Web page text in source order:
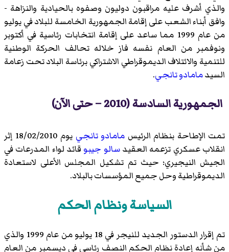
والذي أشرف عليه مراقبون دوليون وصفوه بالحيادية والنزاهة -
وافق أبناء الشعب على إقامة الجمهورية الخامسة للبلاد في يوليو
من عام 1999 مما ساعد على إقامة انتخابات رئاسية في أكتوبر
ونوفمبر من العام نفسه فاز خلاله تحالف الحركة الوطنية
للتنمية والائتلاف الديموقراطي الاشتراكي برئاسة البلاد تحت زعامة
السيدمامادو تانجي.
الجمهورية السادسة (2010 – حتى الآن)
تمت الإطاحة بنظام الرئيس مامادو تانجي
يوم 18/02/2010 إثر
انقلاب عسكري تزعمه العقيدسالو جيبو قائد لواء المدرعات في
الجيش النيجيري؛ حيث تم تشكيل المجلس الأعلى لاستعادة
الديموقراطية وحل جميع المؤسسات بالبلاد.
السياسة ونظام الحكم
تم إقرار الدستور الجديد للنيجر في 18 يوليو من عام 1999 والذي
من شأنه إعادة نظام الحكم النصف رئاسي في ديسمبر من العام